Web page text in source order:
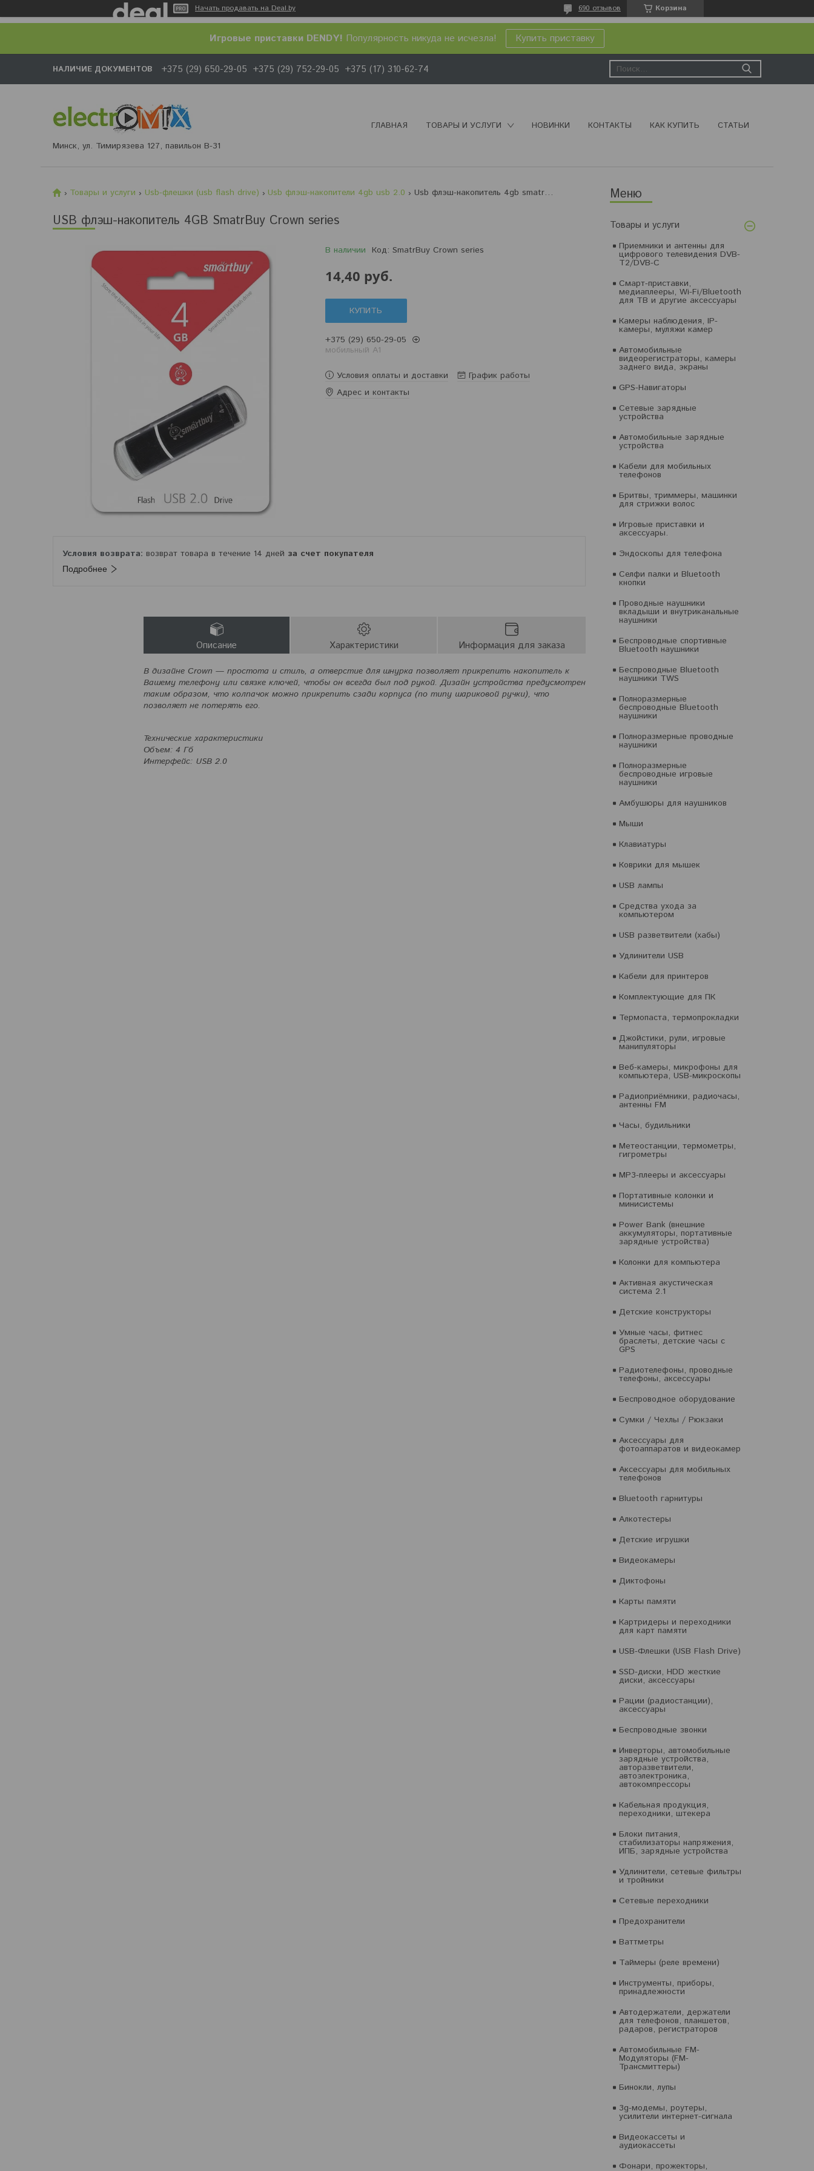
Начать продавать на Deal.by Корзина
690 отзывов
Игровые приставки DENDY! Популярность никуда не исчезла! Купить приставку
НАЛИЧИЕ ДОКУМЕНТОВ +375 (29) 650-29-05 +375 (29) 752-29-05 +375 (17) 310-62-74
Минск, ул. Тимирязева 127, павильон В-31
ГЛАВНАЯ ТОВАРЫ И УСЛУГИ НОВИНКИ КОНТАКТЫ КАК КУПИТЬ СТАТЬИ
Товары и услуги
Приемники и антенны для
цифрового телевидения DVB-
T2/DVB-C
Смарт-приставки,
медиаплееры, Wi-Fi/Bluetooth
для ТВ и другие аксессуары
Камеры наблюдения, IP-
камеры, муляжи камер
Автомобильные
видеорегистраторы, камеры
заднего вида, экраны
GPS-Навигаторы
Сетевые зарядные
устройства
Автомобильные зарядные
устройства
Кабели для мобильных
телефонов
Бритвы, триммеры, машинки
для стрижки волос
Игровые приставки и
аксессуары.
Эндоскопы для телефона
Селфи палки и Bluetooth
кнопки
Проводные наушники
вкладыши и внутриканальные
наушники
Беспроводные спортивные
Bluetooth наушники
Беспроводные Bluetooth
наушники TWS
Полноразмерные
беспроводные Bluetooth
наушники
Полноразмерные проводные
наушники
Полноразмерные
беспроводные игровые
наушники
Амбушюры для наушников
Мыши
Клавиатуры
Коврики для мышек
USB лампы
Средства ухода за
компьютером
USB разветвители (хабы)
Удлинители USB
Кабели для принтеров
Комплектующие для ПК
Термопаста, термопрокладки
Джойстики, рули, игровые
манипуляторы
Веб-камеры, микрофоны для
компьютера, USB-микроскопы
Радиоприёмники, радиочасы,
антенны FM
Часы, будильники
Метеостанции, термометры,
гигрометры
MP3-плееры и аксессуары
Портативные колонки и
минисистемы
Power Bank (внешние
аккумуляторы, портативные
зарядные устройства)
Колонки для компьютера
Активная акустическая
система 2.1
Детские конструкторы
Умные часы, фитнес
браслеты, детские часы с
GPS
Радиотелефоны, проводные
телефоны, аксессуары
Беспроводное оборудование
Сумки / Чехлы / Рюкзаки
Аксессуары для
фотоаппаратов и видеокамер
Аксессуары для мобильных
телефонов
Bluetooth гарнитуры
Алкотестеры
Детские игрушки
Видеокамеры
Диктофоны
Карты памяти
Картридеры и переходники
для карт памяти
USB-Флешки (USB Flash Drive)
SSD-диски, HDD жесткие
диски, аксессуары
Рации (радиостанции),
аксессуары
Беспроводные звонки
Инверторы, автомобильные
зарядные устройства,
авторазветвители,
автоэлектроника,
автокомпрессоры
Кабельная продукция,
переходники, штекера
Блоки питания,
стабилизаторы напряжения,
ИПБ, зарядные устройства
Удлинители, сетевые фильтры
и тройники
Сетевые переходники
Предохранители
Ваттметры
Таймеры (реле времени)
Инструменты, приборы,
принадлежности
Автодержатели, держатели
для телефонов, планшетов,
радаров, регистраторов
Автомобильные FM-
Модуляторы (FM-
Трансмиттеры)
Бинокли, лупы
3g-модемы, роутеры,
усилители интернет-сигнала
Видеокассеты и
аудиокассеты
Фонари, прожекторы,
Товары и услуги Usb-флешки (usb flash drive) Usb флэш-накопители 4gb usb 2.0 Usb флэш-накопитель 4gb smatrbuy crown series
USB флэш-накопитель 4GB SmatrBuy Crown series
В наличии Код: SmatrBuy Crown series
14,40 руб.
КУПИТЬ
+375 (29) 650-29-05
мобильный A1
Условия оплаты и доставки
График работы
Адрес и контакты
возврат товара в течение 14 дней за счет покупателя
Подробнее
Описание Характеристики Информация для заказа
В дизайне Crown — простота и стиль, а отверстие для шнурка позволяет прикрепить накопитель к
Вашему телефону или связке ключей, чтобы он всегда был под рукой. Дизайн устройства предусмотрен
таким образом, что колпачок можно прикрепить сзади корпуса (по типу шариковой ручки), что
позволяет не потерять его.
Технические характеристики
Объем: 4 Гб
Интерфейс: USB 2.0